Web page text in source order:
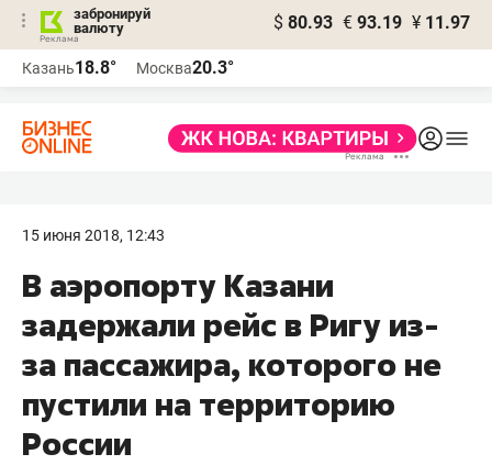
забронируй
валюту
$ 80.93 € 93.19 ¥ 11.97
Казань18.8° Москва20.3°
15 июня 2018, 12:43
В аэропорту Казани
задержали рейс в Ригу из-
за пассажира, которого не
пустили на территорию
России